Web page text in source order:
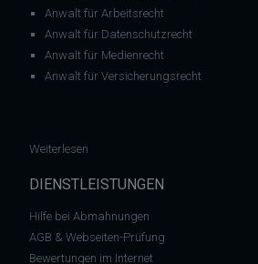
Anwalt für Arbeitsrecht
Anwalt für Datenschutzrecht
Anwalt für Medienrecht
Anwalt für Versicherungsrecht
Weiterlesen
DIENSTLEISTUNGEN
Hilfe bei Abmahnungen
AGB & Webseiten-Prüfung
Bewertungen im Internet